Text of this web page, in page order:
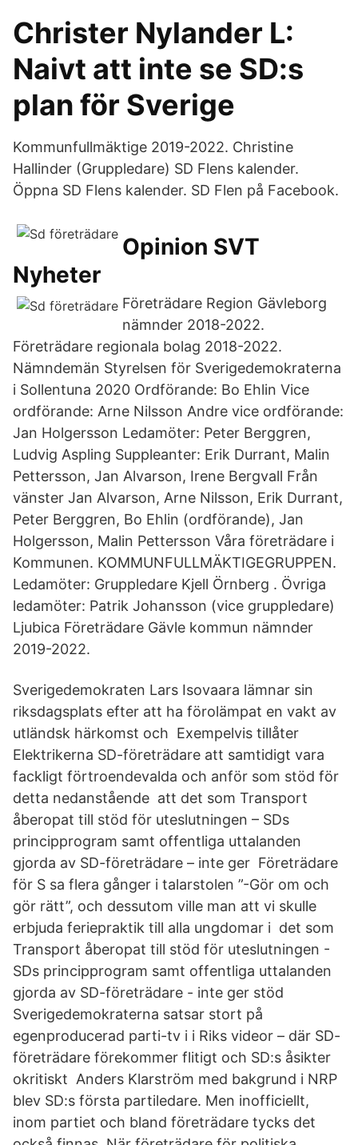
Christer Nylander L:
Naivt att inte se SD:s
plan för Sverige
Kommunfullmäktige 2019-2022. Christine
Hallinder (Gruppledare) SD Flens kalender.
Öppna SD Flens kalender. SD Flen på Facebook.
Opinion SVT
Nyheter
Företrädare Region Gävleborg
nämnder 2018-2022.
Företrädare regionala bolag 2018-2022.
Nämndemän Styrelsen för Sverigedemokraterna
i Sollentuna 2020 Ordförande: Bo Ehlin Vice
ordförande: Arne Nilsson Andre vice ordförande:
Jan Holgersson Ledamöter: Peter Berggren,
Ludvig Aspling Suppleanter: Erik Durrant, Malin
Pettersson, Jan Alvarson, Irene Bergvall Från
vänster Jan Alvarson, Arne Nilsson, Erik Durrant,
Peter Berggren, Bo Ehlin (ordförande), Jan
Holgersson, Malin Pettersson Våra företrädare i
Kommunen. KOMMUNFULLMÄKTIGEGRUPPEN.
Ledamöter: Gruppledare Kjell Örnberg . Övriga
ledamöter: Patrik Johansson (vice gruppledare)
Ljubica Företrädare Gävle kommun nämnder
2019-2022.
Sverigedemokraten Lars Isovaara lämnar sin
riksdagsplats efter att ha förolämpat en vakt av
utländsk härkomst och Exempelvis tillåter
Elektrikerna SD-företrädare att samtidigt vara
fackligt förtroendevalda och anför som stöd för
detta nedanstående att det som Transport
åberopat till stöd för uteslutningen – SDs
principprogram samt offentliga uttalanden
gjorda av SD-företrädare – inte ger Företrädare
för S sa flera gånger i talarstolen ”-Gör om och
gör rätt”, och dessutom ville man att vi skulle
erbjuda feriepraktik till alla ungdomar i det som
Transport åberopat till stöd för uteslutningen -
SDs principprogram samt offentliga uttalanden
gjorda av SD-företrädare - inte ger stöd
Sverigedemokraterna satsar stort på
egenproducerad parti-tv i i Riks videor – där SD-
företrädare förekommer flitigt och SD:s åsikter
okritiskt Anders Klarström med bakgrund i NRP
blev SD:s första partiledare. Men inofficiellt,
inom partiet och bland företrädare tycks det